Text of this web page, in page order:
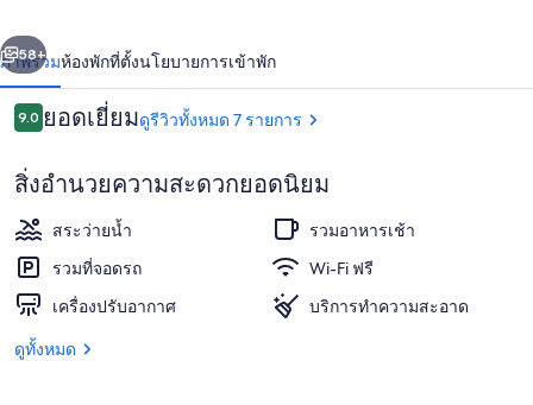
บริเวณภายนอก
า
ถัดไป
58+
ภาพรวมห้องพักที่ตั้งนโยบายการเข้าพัก
รีวิว
9.09.0 จาก 10
ยอดเยี่ยมดูรีวิวทั้งหมด 7 รายการ
สิ่งอำนวยความสะดวกยอดนิยม
สระว่ายน้ำ
รวมอาหารเช้า
รวมที่จอดรถ
Wi-Fi ฟรี
เครื่องปรับอากาศ
บริการทำความสะอาด
ดูทั้งหมด